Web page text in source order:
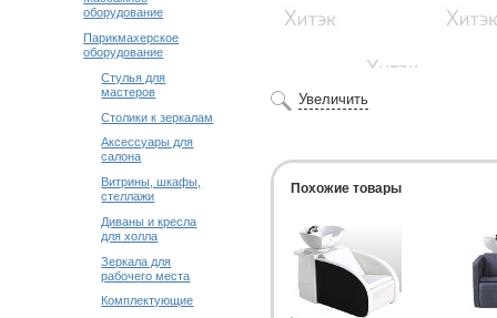
оборудование
Парикмахерское
оборудование
Стулья для
мастеров
Столики к зеркалам
Аксессуары для
салона
Витрины, шкафы,
стеллажи
Диваны и кресла
для холла
Зеркала для
рабочего места
Комплектующие
Увеличить
Похожие товары